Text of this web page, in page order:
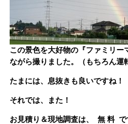
この景色を大好物の『ファミリ
ながら撮りました。（もちろん運
たまには、息抜きも良いですね！
それでは、また！
お見積り＆現地調査は、 無 料 で